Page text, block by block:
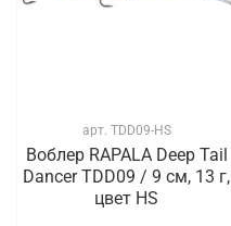
арт. TDD09-HS
Воблер RAPALA Deep Tail
Dancer TDD09 / 9 см, 13 г,
цвет HS